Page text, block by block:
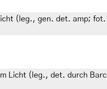
(leg., gen. det. amp;
Licht (leg., det. durch